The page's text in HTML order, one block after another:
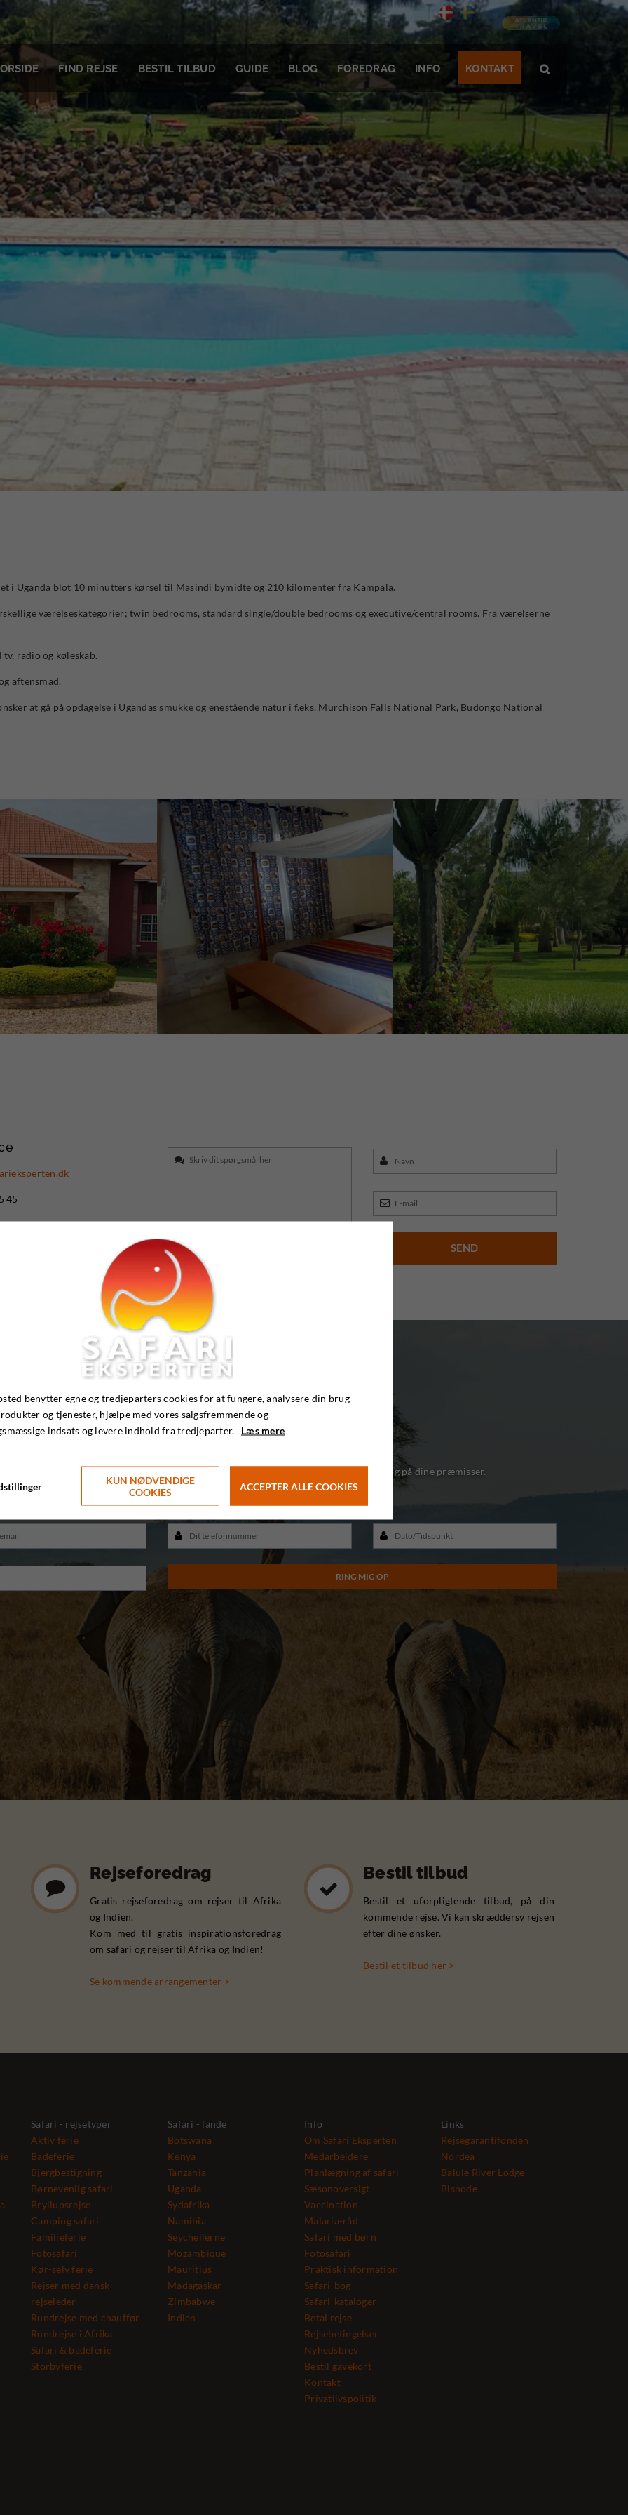
FIND REJSE BESTIL TILBUD GUIDE BLOG FOREDRAG INFO KONTAKT 
i Uganda blot 10 minutters kørsel til Masindi bymidte og 210 kilomenter fra Kampala.
værelseskategorier; twin bedrooms, standard single/double bedrooms og executive/central rooms. Fra værelserne
radio og køleskab.
aftensmad.
at gå på opdagelse i Ugandas smukke og enestående natur i f.eks. Murchison Falls National Park, Budongo National
45
Hvornår har du tid?
Bliv ringet op og lad os mødes på din hjemmebane
Vi ringer dig op, når det passer dig. Det hele foregår over telefonen – nemt, hurtigt og på dine præmisser.
Rejseforedrag
Gratis rejseforedrag om rejser til Afrika
og Indien.
Kom med til gratis inspirationsforedrag
om safari og rejser til Afrika og Indien!
Se kommende arrangementer >
Bestil tilbud
Bestil et uforpligtende tilbud, på din
kommende rejse. Vi kan skræddersy rejsen
efter dine ønsker.
Bestil et tilbud her >
Safari - rejsetyper
Aktiv ferie
Badeferie
Bjergbestigning
Børnevenlig safari
Bryllupsrejse
Camping safari
Familieferie
Fotosafari
Kør-selv ferie
Rejser med dansk
rejseleder
Rundrejse med chauffør
Rundrejse i Afrika
Safari & badeferie
Storbyferie
Safari - lande
Botswana
Kenya
Tanzania
Uganda
Sydafrika
Namibia
Seychellerne
Mozambique
Mauritius
Madagaskar
Zimbabwe
Indien
Info
Om Safari Eksperten
Medarbejdere
Planlægning af safari
Sæsonoversigt
Vaccination
Malaria-råd
Safari med børn
Fotosafari
Praktisk information
Safari-bog
Safari-kataloger
Betal rejse
Rejsebetingelser
Nyhedsbrev
Bestil gavekort
Kontakt
Privatlivspolitik
Links
Rejsegarantifonden
Nordea
Balule River Lodge
Bisnode
benytter egne og tredjeparters cookies for at fungere, analysere din brug
og tjenester, hjælpe med vores salgsfremmende og
indsats og levere indhold fra tredjeparter. Læs mere
KUN NØDVENDIGE
COOKIES
ACCEPTER ALLE COOKIES